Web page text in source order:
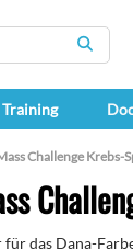
Challenge Krebs-
das Dana-